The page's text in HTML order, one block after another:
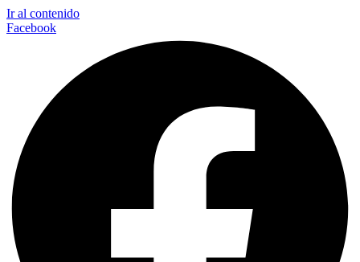
Ir al contenido
Facebook